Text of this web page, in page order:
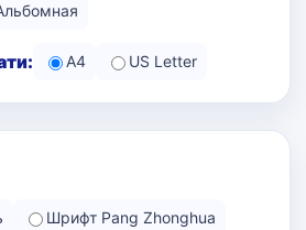
A4 US Letter
Шрифт Pang Zhonghua